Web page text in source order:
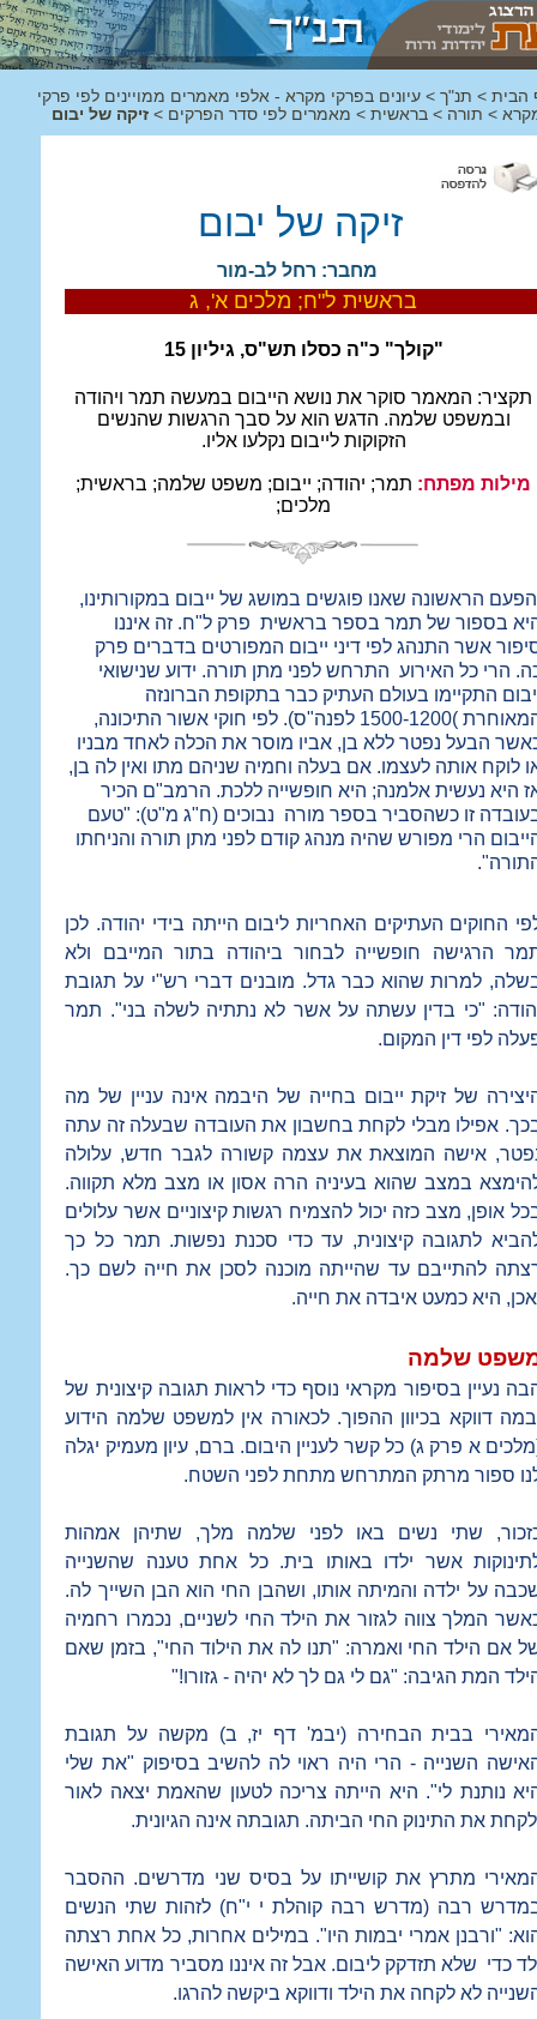
הבית > תנ"ך > עיונים בפרקי מקרא - אלפי מאמרים ממויינים לפי פרקי
> תורה > בראשית > מאמרים לפי סדר הפרקים > זיקה של יבום
זיקה של יבום
מחבר: רחל לב-מור
בראשית ל"ח; מלכים א', ג
"קולך" כ"ה כסלו תש"ס, גיליון 15
תקציר: המאמר סוקר את נושא הייבום במעשה תמר ויהודה
ובמשפט שלמה. הדגש הוא על סבך הרגשות שהנשים
הזקוקות לייבום נקלעו אליו.
מילות מפתח: תמר; יהודה; ייבום; משפט שלמה; בראשית;
מלכים;
הפעם הראשונה שאנו פוגשים במושג של ייבום במקורותינו,
בספור של תמר בספר בראשית פרק ל"ח. זה איננו
אשר התנהג לפי דיני ייבום המפורטים בדברים פרק
הרי כל האירוע התרחש לפני מתן תורה. ידוע שנישואי
התקיימו בעולם העתיק כבר בתקופת הברונזה
המאוחרת )1500-1200 לפנה"ס). לפי חוקי אשור התיכונה,
הבעל נפטר ללא בן, אביו מוסר את הכלה לאחד מבניו
לוקח אותה לעצמו. אם בעלה וחמיה שניהם מתו ואין לה בן,
היא נעשית אלמנה; היא חופשייה ללכת. הרמב"ם הכיר
זו כשהסביר בספר מורה נבוכים (ח"ג מ"ט): "טעם
הרי מפורש שהיה מנהג קודם לפני מתן תורה והניחתו
החוקים העתיקים האחריות ליבום הייתה בידי יהודה. לכן
הרגישה חופשייה לבחור ביהודה בתור המייבם ולא
למרות שהוא כבר גדל. מובנים דברי רש"י על תגובת
"כי בדין עשתה על אשר לא נתתיה לשלה בני". תמר
לפי דין המקום.
של זיקת ייבום בחייה של היבמה אינה עניין של מה
אפילו מבלי לקחת בחשבון את העובדה שבעלה זה עתה
אישה המוצאת את עצמה קשורה לגבר חדש, עלולה
במצב שהוא בעיניה הרה אסון או מצב מלא תקווה.
אופן, מצב כזה יכול להצמיח רגשות קיצוניים אשר עלולים
לתגובה קיצונית, עד כדי סכנת נפשות. תמר כל כך
להתייבם עד שהייתה מוכנה לסכן את חייה לשם כך.
היא כמעט איבדה את חייה.
שלמה
נעיין בסיפור מקראי נוסף כדי לראות תגובה קיצונית של
דווקא בכיוון ההפוך. לכאורה אין למשפט שלמה הידוע
א פרק ג) כל קשר לעניין היבום. ברם, עיון מעמיק יגלה
ספור מרתק המתרחש מתחת לפני השטח.
שתי נשים באו לפני שלמה מלך, שתיהן אמהות
אשר ילדו באותו בית. כל אחת טענה שהשנייה
על ילדה והמיתה אותו, ושהבן החי הוא הבן השייך לה.
המלך צווה לגזור את הילד החי לשניים, נכמרו רחמיה
אם הילד החי ואמרה: "תנו לה את הילוד החי", בזמן שאם
המת הגיבה: "גם לי גם לך לא יהיה - גזורו!"
בבית הבחירה (יבמ' דף יז, ב) מקשה על תגובת
השנייה - הרי היה ראוי לה להשיב בסיפוק "את שלי
נותנת לי". היא הייתה צריכה לטעון שהאמת יצאה לאור
את התינוק החי הביתה. תגובתה אינה הגיונית.
מתרץ את קושייתו על בסיס שני מדרשים. ההסבר
רבה (מדרש רבה קוהלת י י"ח) לזהות שתי הנשים
"ורבנן אמרי יבמות היו". במילים אחרות, כל אחת רצתה
כדי שלא תזדקק ליבום. אבל זה איננו מסביר מדוע האישה
לא לקחה את הילד ודווקא ביקשה להרגו.